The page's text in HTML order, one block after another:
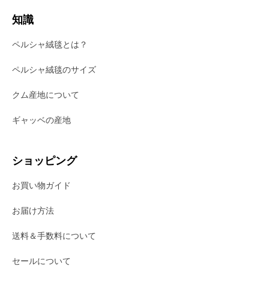
知識
ペルシャ絨毯とは？
ペルシャ絨毯のサイズ
クム産地について
ギャッベの産地
ショッピング
お買い物ガイド
お届け方法
送料＆手数料について
セールについて